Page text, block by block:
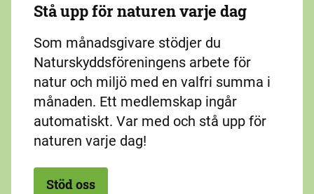
Stå upp för naturen varje dag
Som månadsgivare stödjer du
Naturskyddsföreningens arbete för
natur och miljö med en valfri summa i
månaden. Ett medlemskap ingår
automatiskt. Var med och stå upp för
naturen varje dag!
Stöd oss